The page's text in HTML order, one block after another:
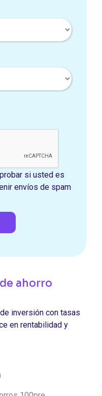
si usted es
envíos de spam
ahorro
inversión con tasas
en rentabilidad y